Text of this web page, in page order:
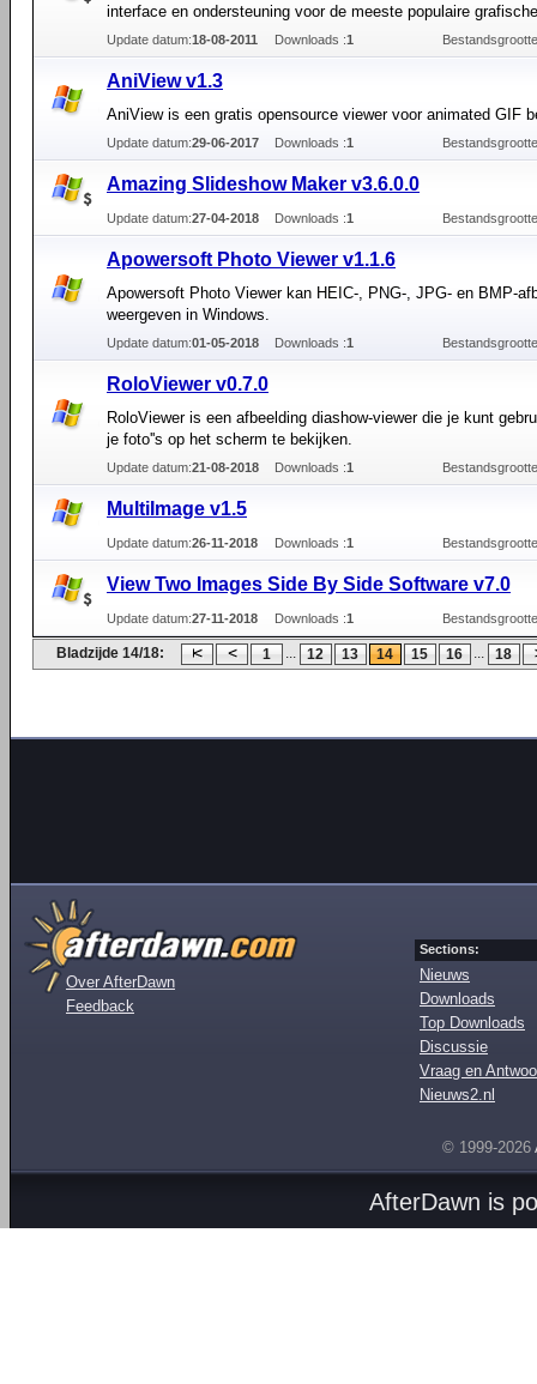
interface en ondersteuning voor de meeste populaire
Update datum:18-08-2011 Downloads :1
AniView v1.3
AniView is een gratis opensource viewer voor animated GIF
Update datum:29-06-2017 Downloads :1
Amazing Slideshow Maker v3.6.0.0
Update datum:27-04-2018 Downloads :1
Apowersoft Photo Viewer v1.1.6
Apowersoft Photo Viewer kan HEIC-, PNG-, JPG- en BMP-
weergeven in Windows.
Update datum:01-05-2018 Downloads :1
RoloViewer v0.7.0
RoloViewer is een afbeelding diashow-viewer die je kunt
je foto''s op het scherm te bekijken.
Update datum:21-08-2018 Downloads :1
MultiImage v1.5
Update datum:26-11-2018 Downloads :1
View Two Images Side By Side Software v7.0
Update datum:27-11-2018 Downloads :1
Bladzijde 14/18: 1 ... 12 13 14 15 16 ... 18
Over AfterDawn
Feedback
Sections:
Nieuws
Downloads
Top Downloads
Discussie
Vraag en
Nieuws2.nl
© 1999-2026
AfterDawn is